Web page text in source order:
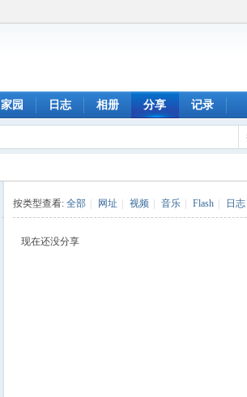
家园 日志 相册 分享 记录
按类型查看: 全部 网址 视频 音乐 Flash 日志
现在还没分享